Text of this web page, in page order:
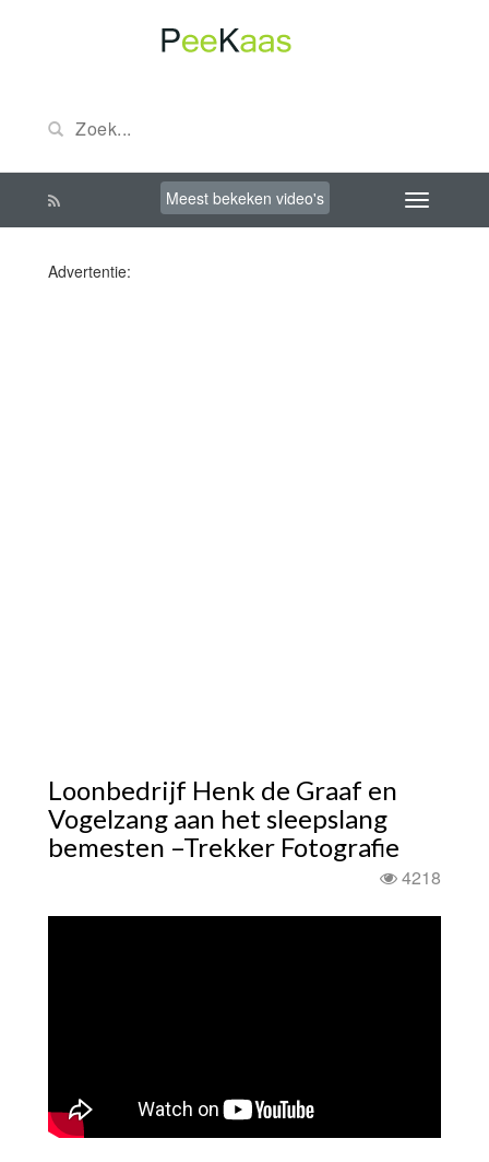
Meest bekeken video's
Advertentie:
Loonbedrijf Henk de Graaf en
Vogelzang aan het sleepslang
bemesten –Trekker Fotografie
4218